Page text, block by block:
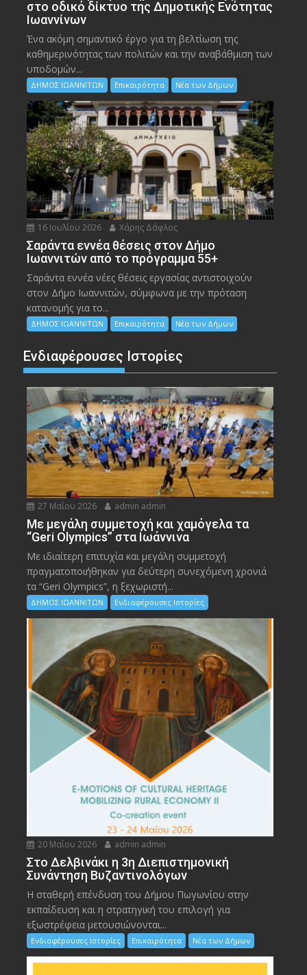
στο οδικό δίκτυο της Δημοτικής Ενότητας
Ιωαννίνων
Ένα ακόμη σημαντικό έργο για τη βελτίωση της
καθημερινότητας των πολιτών και την αναβάθμιση των
υποδομών...
ΔΗΜΟΣ ΙΩΑΝΝΙΤΩΝ Επικαιρότητα Νέα των Δήμων
16 Ιουλίου 2026 Χάρης Δάφλος
Σαράντα εννέα θέσεις στον Δήμο
Ιωαννιτών από το πρόγραμμα 55+
Σαράντα εννέα νέες θέσεις εργασίας αντιστοιχούν
στον Δήμο Ιωαννιτών, σύμφωνα με την πρόταση
κατανομής για το...
ΔΗΜΟΣ ΙΩΑΝΝΙΤΩΝ Επικαιρότητα Νέα των Δήμων
Ενδιαφέρουσες Ιστορίες
27 Μαΐου 2026 admin admin
Με μεγάλη συμμετοχή και χαμόγελα τα
“Geri Olympics” στα Ιωάννινα
Με ιδιαίτερη επιτυχία και μεγάλη συμμετοχή
πραγματοποιήθηκαν για δεύτερη συνεχόμενη χρονιά
τα “Geri Olympics”, η ξεχωριστή...
ΔΗΜΟΣ ΙΩΑΝΝΙΤΩΝ Ενδιαφέρουσες Ιστορίες
20 Μαΐου 2026 admin admin
Στο Δελβινάκι η 3η Διεπιστημονική
Συνάντηση Βυζαντινολόγων
Η σταθερή επένδυση του Δήμου Πωγωνίου στην
εκπαίδευση και η στρατηγική του επιλογή για
εξωστρέφεια μετουσιώνονται...
Ενδιαφέρουσες Ιστορίες Επικαιρότητα Νέα των Δήμων